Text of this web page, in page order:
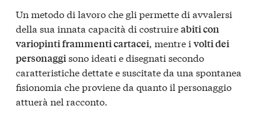
Un metodo di lavoro che gli permette di avvalersi
della sua innata capacità di costruireabiti con
variopinti frammenti cartacei, mentre i volti dei
personaggisono ideati e disegnati secondo
caratteristiche dettate e suscitate da una spontanea
fisionomia che proviene da quanto il personaggio
attuerà nel racconto.